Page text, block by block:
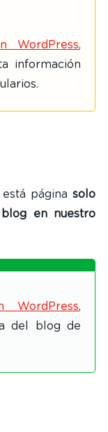
WordPress,
información
página solo
en nuestro
WordPress,
del blog de